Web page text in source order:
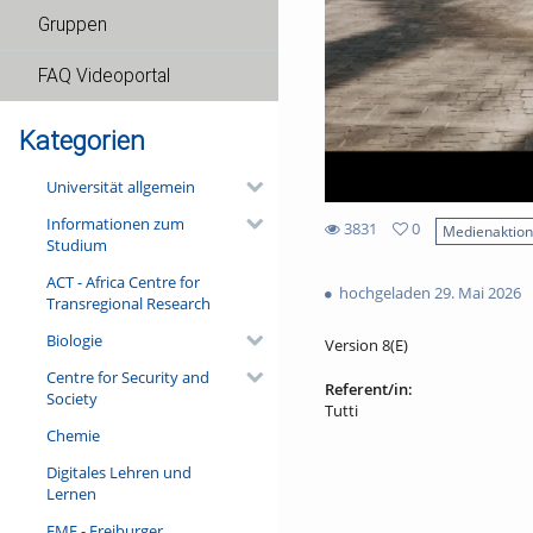
Gruppen
FAQ Videoportal
Kategorien
Universität allgemein
Informationen zum
Studium
ACT - Africa Centre for
Transregional Research
Biologie
Centre for Security and
Society
Chemie
Digitales Lehren und
Lernen
3831
views
0
hochgeladen 29. Mai 2026
Version 8(E)
Referent/in:
Tutti